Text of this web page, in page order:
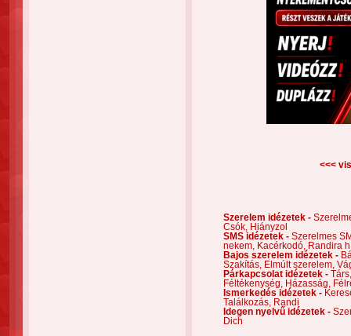
<<<
Szerelem idézetek -
Csók,
Hiányzol
SMS idézetek - Szerelmes
nekem,
Kacérkodó,
Randira
Bajos szerelem idézetek -
Szakítás,
Elmúlt szerelem,
Párkapcsolat idézetek -
Féltékenység,
Házasság,
Ismerkedés idézetek -
Találkozás,
Randi
Idegen nyelvű idézetek -
Dich